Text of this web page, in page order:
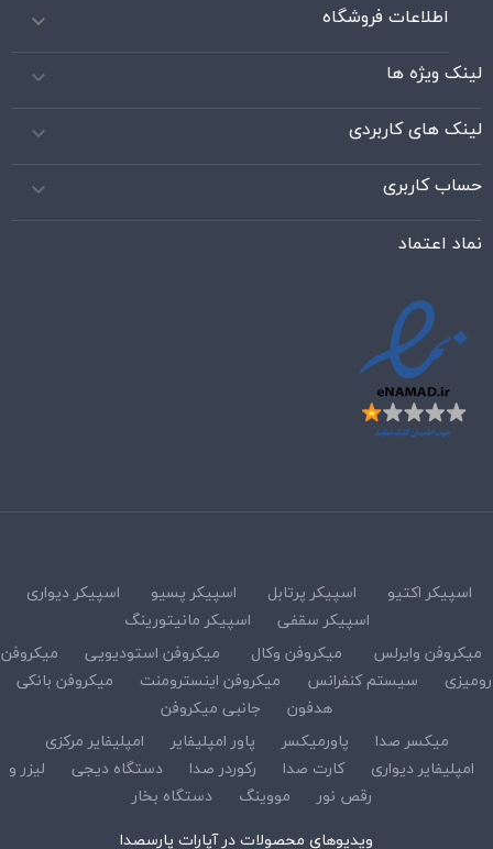
اطلاعات فروشگاه 
لینک ویژه ها 
لینک های کاربردی 
حساب کاربری 
نماد اعتماد
اسپیکر اکتیو اسپیکر پرتابل اسپیکر پسیو
اسپیکر دیواری
اسپیکر سقفی
اسپیکر مانیتورینگ
میکروفن وایرلس
میکروفن وکال میکروفن استودیویی
میکروفن
رومیزی
سیستم کنفرانس میکروفن اینسترومنت
میکروفن بانکی
هدفون
جانبی میکروفن
میکسر صدا
پاورمیکسر پاور امپلیفایر
امپلیفایر مرکزی
امپلیفایر دیواری
کارت صدا رکوردر صدا دستگاه دیجی
لیزر و
رقص نور
مووینگ
دستگاه بخار
ویدیوهای محصولات در آپارات پارسصدا